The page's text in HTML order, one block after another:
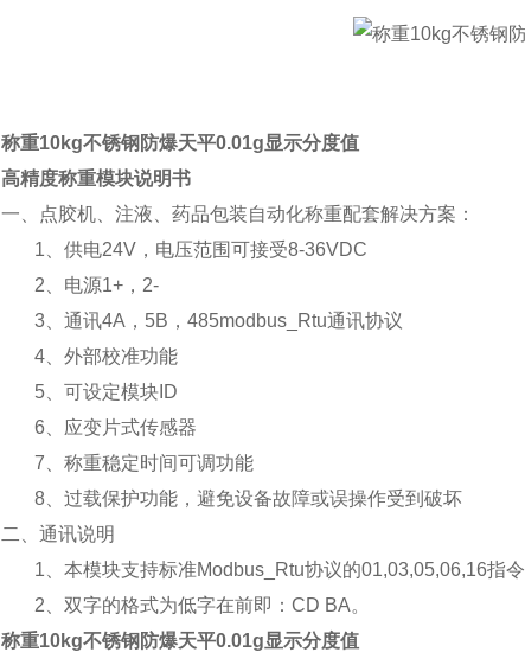
称重10kg不锈钢防爆天平0.01g显示分度值
高精度称重模块说明书
一、点胶机、注液、药品包装自动化称重配套解决方案：
1、 供电24V ，电压范围可接受8-36VDC
2、 电源1+ ， 2-
3、 通讯4A ， 5B ， 485modbus_Rtu通讯协议
4、 外部校准功能
5、 可设定模块 ID
6、 应变片式传感器
7、 称重稳定时间可调功能
8、 过载保护功能，避免设备故障或误操作受到破坏
二、 通讯说明
1、 本模块支持标准Modbus_Rtu协议的01,03,05,06,16指令
2、 双字的格式为低字在前即： CD BA。
称重10kg不锈钢防爆天平0.01g显示分度值